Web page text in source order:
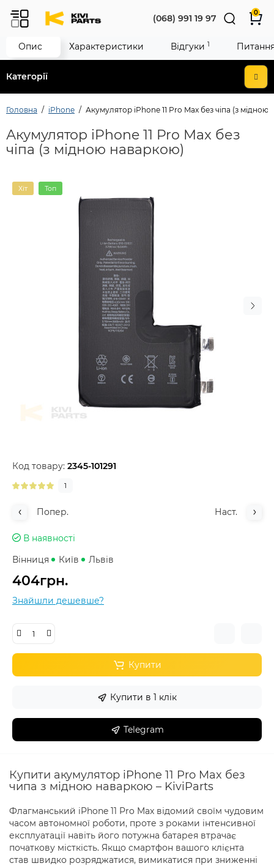
Категорії
(068) 991 19 97
0
Головна iPhone Акумулятор iPhone 11 Pro Max без чіпа (з мідною
Акумулятор iPhone 11 Pro Max без
чіпа (з мідною наваркою)
Хіт Топ
Код товару: 2345-101291
1
Попер. Наст.
В наявності
Вінниця
Київ Львів
404грн.
Знайшли дешевше?
Купити
Купити в 1 клік
Telegram
Опис Характеристики Відгуки 1
Купити акумулятор iPhone 11 Pro Max без
чипа з мідною наваркою – KiviParts
Флагманський iPhone 11 Pro Max відомий своїм чудовим
часом автономної роботи, проте з роками інтенсивної
експлуатації навіть його потужна батарея втрачає
початкову місткість. Якщо смартфон вашого клієнта
став швидко розряджатися, вимикатися при зниженні